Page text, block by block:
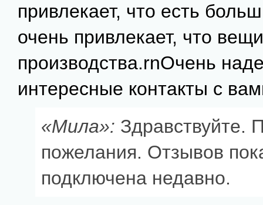
привлекает, что есть
очень привлекает, что
производства.rnОчень
интересные контакты с
«Мила»: Здравствуйте.
пожелания. Отзывов
подключена недавно.